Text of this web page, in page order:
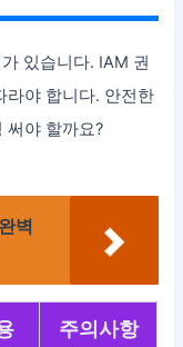
있습니다. IAM 권
라야 합니다. 안전한
써야 할까요?
벽
주의사항